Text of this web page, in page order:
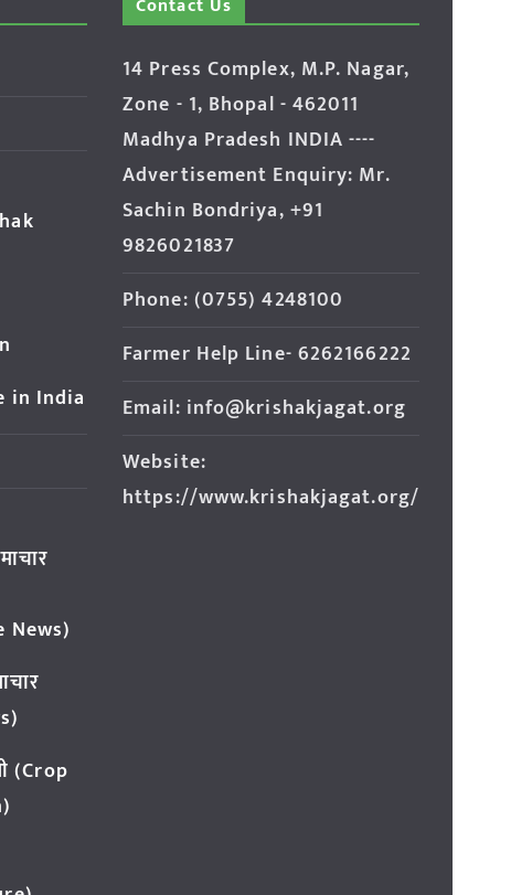
in India
(Crop
Contact Us
14 Press Complex, M.P. Nagar,
Zone - 1, Bhopal - 462011
Madhya Pradesh INDIA ----
Advertisement Enquiry: Mr.
Sachin Bondriya, +91
9826021837
Phone: (0755) 4248100
Farmer Help Line- 6262166222
Email: info@krishakjagat.org
Website:
https://www.krishakjagat.org/